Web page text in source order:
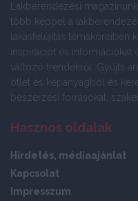
Lakberendezési
több képpel a
lakásfelújítás témaköreiben
inspirációt és információkat
változó trendekről. Gyűjts
ötlet és képanyagból és
beszerzési forrásokat,
Hasznos oldalak
Hirdetés, médiaajánlat
Kapcsolat
Impresszum